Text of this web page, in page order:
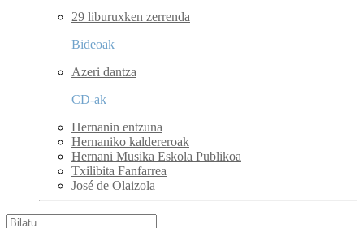
29 liburuxken zerrenda
Bideoak
Azeri dantza
CD-ak
Hernanin entzuna
Hernaniko kaldereroak
Hernani Musika Eskola Publikoa
Txilibita Fanfarrea
José de Olaizola